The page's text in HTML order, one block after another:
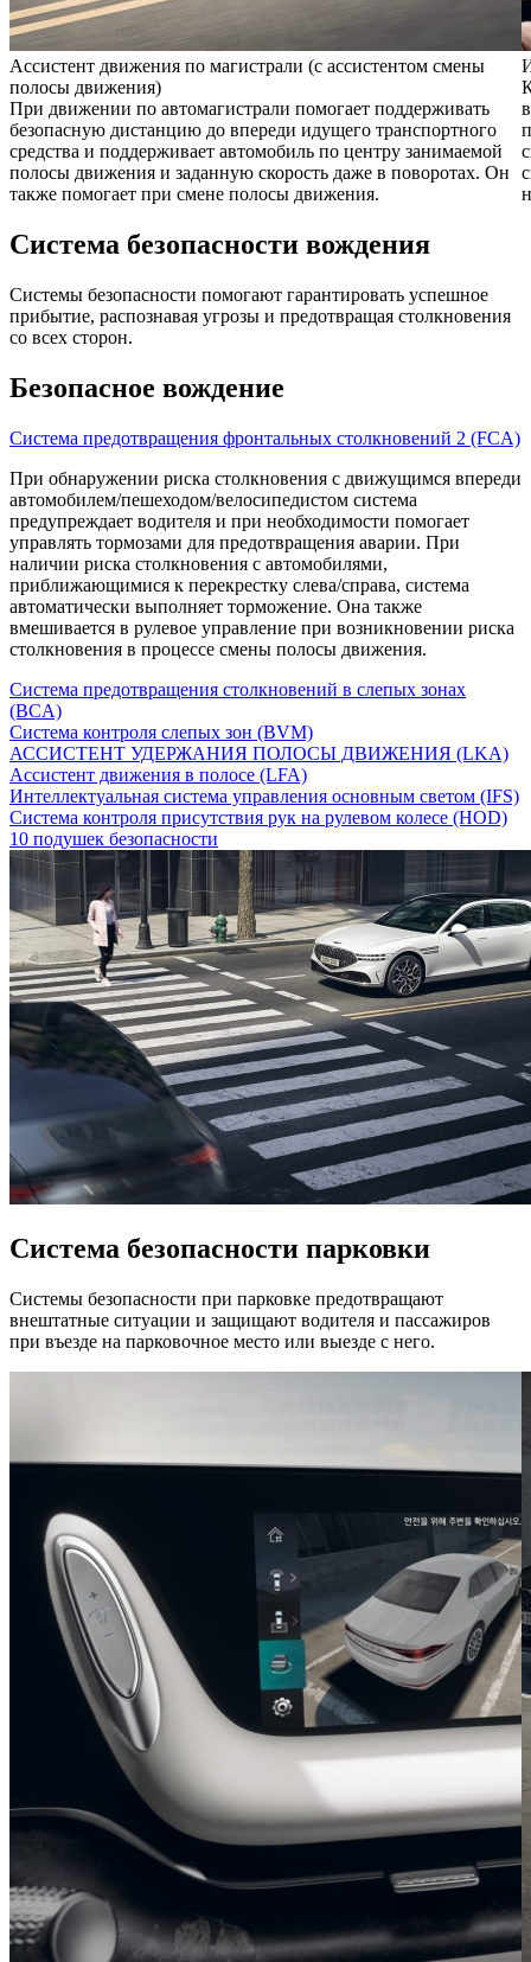
Ассистент движения по магистрали (с ассистентом смены
полосы движения)
При движении по автомагистрали помогает поддерживать
безопасную дистанцию до впереди идущего транспортного
средства и поддерживает автомобиль по центру занимаемой
полосы движения и заданную скорость даже в поворотах. Он
также помогает при смене полосы движения.
Система безопасности вождения
Системы безопасности помогают гарантировать успешное
прибытие, распознавая угрозы и предотвращая столкновения
со всех сторон.
Безопасное вождение
Система предотвращения фронтальных столкновений 2 (FCA)
При обнаружении риска столкновения с движущимся впереди
автомобилем/пешеходом/велосипедистом система
предупреждает водителя и при необходимости помогает
управлять тормозами для предотвращения аварии. При
наличии риска столкновения с автомобилями,
приближающимися к перекрестку слева/справа, система
автоматически выполняет торможение. Она также
вмешивается в рулевое управление при возникновении риска
столкновения в процессе смены полосы движения.
Система предотвращения столкновений в слепых зонах
(BCA)
Система контроля слепых зон (BVM)
АССИСТЕНТ УДЕРЖАНИЯ ПОЛОСЫ ДВИЖЕНИЯ (LKA)
Ассистент движения в полосе (LFA)
Интеллектуальная система управления основным светом (IFS)
Система контроля присутствия рук на рулевом колесе (HOD)
10 подушек безопасности
Система безопасности парковки
Системы безопасности при парковке предотвращают
внештатные ситуации и защищают водителя и пассажиров
при въезде на парковочное место или выезде с него.